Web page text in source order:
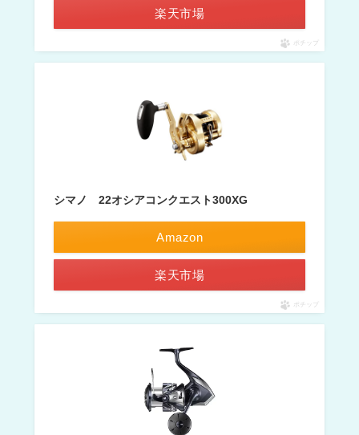
楽天市場
ポチップ
シマノ 22オシアコンクエスト300XG
Amazon
楽天市場
ポチップ